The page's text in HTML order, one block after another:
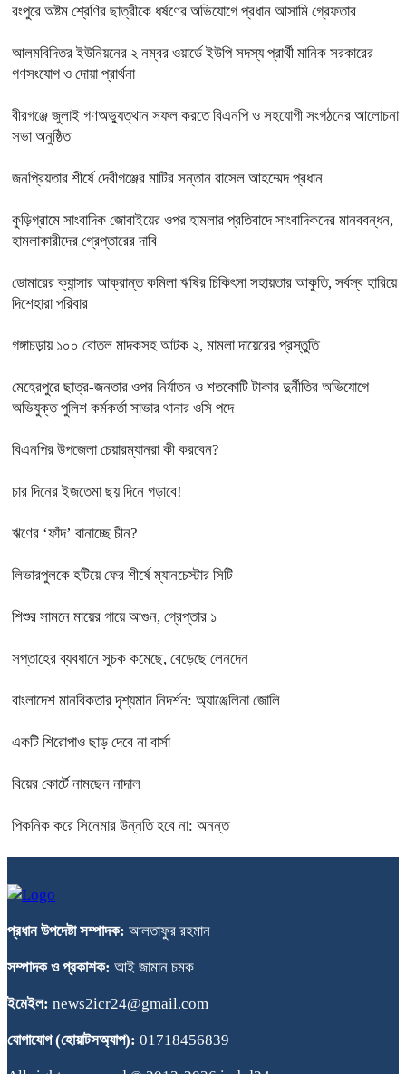
রংপুরে অষ্টম শ্রেণির ছাত্রীকে ধর্ষণের অভিযোগে প্রধান আসামি গ্রেফতার
আলমবিদিতর ইউনিয়নের ২ নম্বর ওয়ার্ডে ইউপি সদস্য প্রার্থী মানিক সরকারের
গণসংযোগ ও দোয়া প্রার্থনা
বীরগঞ্জে জুলাই গণঅভ্যুত্থান সফল করতে বিএনপি ও সহযোগী সংগঠনের আলোচনা
সভা অনুষ্ঠিত
জনপ্রিয়তার শীর্ষে দেবীগঞ্জের মাটির সন্তান রাসেল আহম্মেদ প্রধান
কুড়িগ্রামে সাংবাদিক জোবাইয়ের ওপর হামলার প্রতিবাদে সাংবাদিকদের মানববন্ধন,
হামলাকারীদের গ্রেপ্তারের দাবি
ডোমারের ক্যান্সার আক্রান্ত কমিলা ঋষির চিকিৎসা সহায়তার আকুতি, সর্বস্ব হারিয়ে
দিশেহারা পরিবার
গঙ্গাচড়ায় ১০০ বোতল মাদকসহ আটক ২, মামলা দায়েরের প্রস্তুতি
মেহেরপুরে ছাত্র-জনতার ওপর নির্যাতন ও শতকোটি টাকার দুর্নীতির অভিযোগে
অভিযুক্ত পুলিশ কর্মকর্তা সাভার থানার ওসি পদে
বিএনপির উপজেলা চেয়ারম্যানরা কী করবেন?
চার দিনের ইজতেমা ছয় দিনে গড়াবে!
ঋণের ‘ফাঁদ’ বানাচ্ছে চীন?
লিভারপুলকে হটিয়ে ফের শীর্ষে ম্যানচেস্টার সিটি
শিশুর সামনে মায়ের গায়ে আগুন, গ্রেপ্তার ১
সপ্তাহের ব্যবধানে সূচক কমেছে, বেড়েছে লেনদেন
বাংলাদেশ মানবিকতার দৃশ্যমান নিদর্শন: অ্যাঞ্জেলিনা জোলি
একটি শিরোপাও ছাড় দেবে না বার্সা
বিয়ের কোর্টে নামছেন নাদাল
পিকনিক করে সিনেমার উন্নতি হবে না: অনন্ত
প্রধান উপদেষ্টা সম্পাদক: আলতাফুর রহমান
সম্পাদক ও প্রকাশক: আই জামান চমক
ইমেইল: news2icr24@gmail.com
যোগাযোগ (হোয়াটসঅ্যাপ): 01718456839